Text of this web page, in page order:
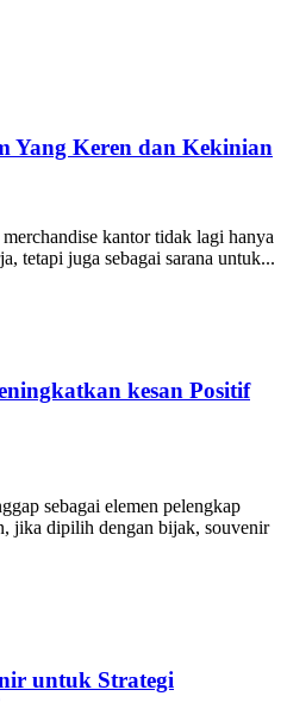
Yang Keren dan Kekinian
kantor tidak lagi hanya
tetapi juga sebagai sarana untuk...
kesan Positif
sebagai elemen pelengkap
jika dipilih dengan bijak, souvenir
untuk Strategi